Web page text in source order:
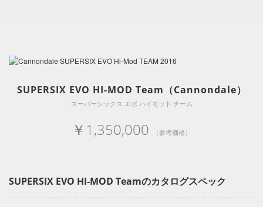
SUPERSIX EVO HI-MOD Team（Cannondale）
スーパーシックス エボ ハイモッド チーム
￥1,350,000 （参考価格）
SUPERSIX EVO HI-MOD Teamのカタログスペック